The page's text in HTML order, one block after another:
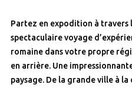
Partez en expodition à travers
spectaculaire voyage
romaine dans votre propre
en arrière. Une
paysage. De la grande ville à la